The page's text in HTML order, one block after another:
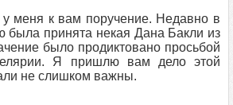
меня к вам поручение. Недавно в
была принята некая Дана Бакли из
было продиктовано просьбой
Я пришлю вам дело этой
не слишком важны.